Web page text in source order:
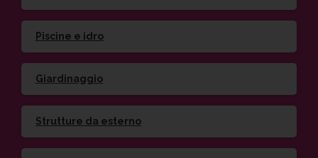
Piscine e idro
Giardinaggio
Strutture da esterno